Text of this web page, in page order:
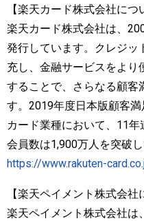
【楽天カード株式会社につ
楽天カード株式会社は、
発行しています。クレジッ
充し、金融サービスをより
することで、さらなる顧客
す。2019年度日本版顧客
カード業種において、11年
会員数は1,900万人を突破
https://www.rakuten-
【楽天ペイメント株式会社
楽天ペイメント株式会社は